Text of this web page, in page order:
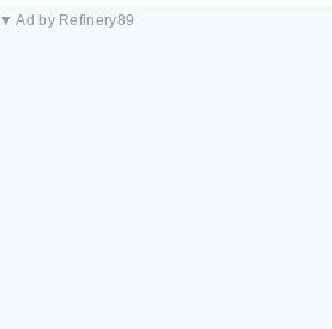
▼ Ad by Refinery89